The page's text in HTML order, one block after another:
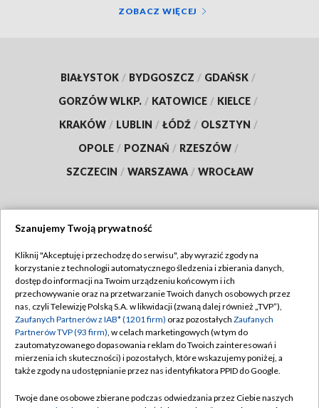
ZOBACZ WIĘCEJ
BIAŁYSTOK / BYDGOSZCZ / GDAŃSK /
GORZÓW WLKP. / KATOWICE / KIELCE /
KRAKÓW / LUBLIN / ŁÓDŹ / OLSZTYN /
OPOLE / POZNAŃ / RZESZÓW /
SZCZECIN / WARSZAWA / WROCŁAW
TVP
Abonament TVP
Emisja w TVP
Centrum informacji TVP
Naziemna Telewizja Cyfrowa
Regulamin TVP
Polityka prywatności
Moje zgody
Pomoc
Szanujemy Twoją prywatność
Kliknij "Akceptuję i przechodzę do serwisu", aby wyrazić zgody na
korzystanie z technologii automatycznego śledzenia i zbierania danych,
dostęp do informacji na Twoim urządzeniu końcowym i ich
przechowywanie oraz na przetwarzanie Twoich danych osobowych przez
nas, czyli Telewizję Polską S.A. w likwidacji (zwaną dalej również „TVP”),
Zaufanych Partnerów z IAB* (1201 firm) oraz pozostałych Zaufanych
Partnerów TVP (93 firm), w celach marketingowych (w tym do
zautomatyzowanego dopasowania reklam do Twoich zainteresowań i
mierzenia ich skuteczności) i pozostałych, które wskazujemy poniżej, a
także zgody na udostępnianie przez nas identyfikatora PPID do Google.
Twoje dane osobowe zbierane podczas odwiedzania przez Ciebie naszych